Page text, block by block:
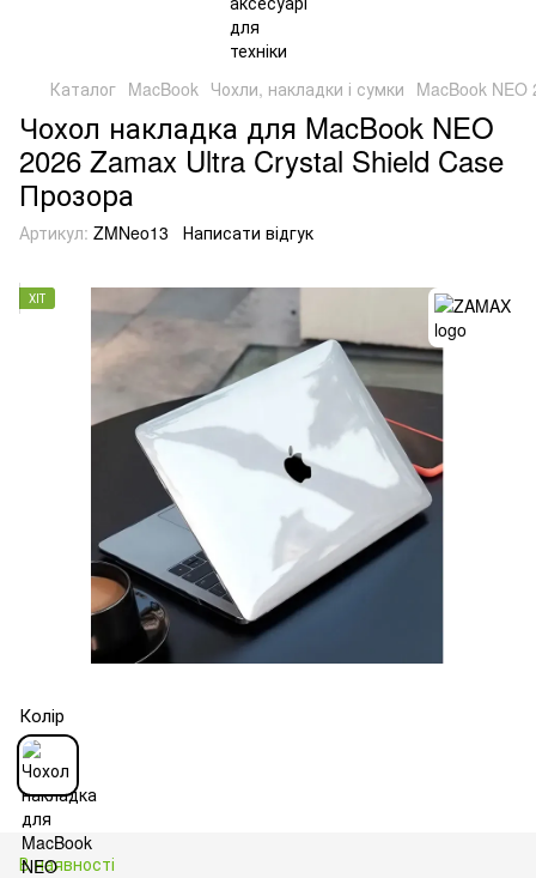
Каталог MacBook Чохли, накладки і сумки MacBook NEO
Чохол накладка для MacBook NEO
2026 Zamax Ultra Crystal Shield Case
Прозора
Артикул: ZMNeo13 Написати відгук
ХІТ
Колір
В наявності